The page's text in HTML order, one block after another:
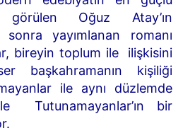
Oğuz Atay’ın
sonra yayımlanan romanı
bireyin toplum ile ilişkisini
başkahramanın kişiliği
ile aynı düzlemde
Tutunamayanlar’ın bir